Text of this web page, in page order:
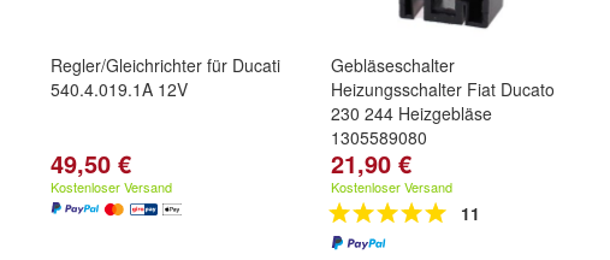
Regler/Gleichrichter für Ducati
540.4.019.1A 12V
49,50 €
Kostenloser Versand
Gebläseschalter
Heizungsschalter Fiat Ducato
230 244 Heizgebläse
1305589080
21,90 €
Kostenloser Versand
11